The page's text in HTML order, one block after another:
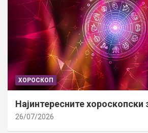
ХОРОСКОП
Најинтересните хороскопски
26/07/2026